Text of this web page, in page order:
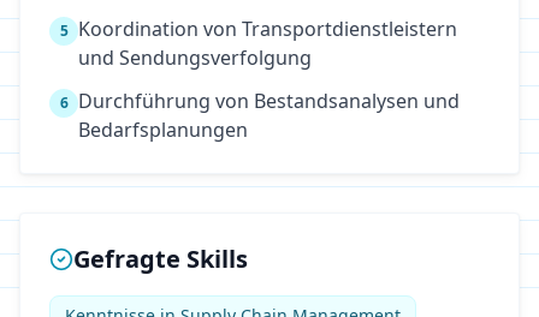
5 Koordination von Transportdienstleistern
und Sendungsverfolgung
6 Durchführung von Bestandsanalysen und
Bedarfsplanungen
Gefragte Skills